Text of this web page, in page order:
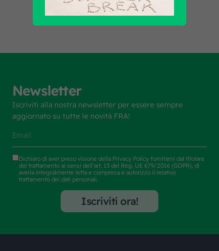
Newsletter
Iscriviti alla nostra newsletter per essere sempre
aggiornato su tutte le novità FRA!
Dichiaro di aver preso visione della Privacy Policy fornitami dal titolare
del trattamento ai sensi dell’art. 13 del Reg. UE 679/2016 (GDPR), di
averla integralmente letta e compresa e autorizzo il relativo
trattamento dei dati personali.
Iscriviti ora!